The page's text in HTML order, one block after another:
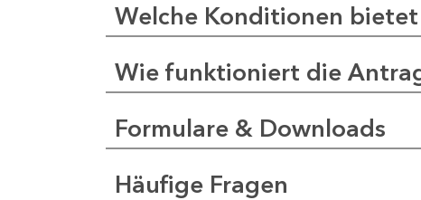
Welche Konditionen
Wie funktioniert die
Formulare & Downloads
Häufige Fragen